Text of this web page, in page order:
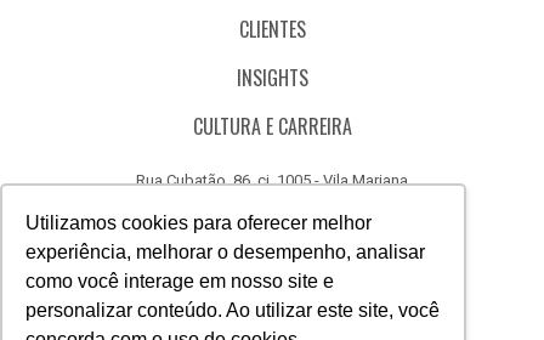
Utilizamos cookies para oferecer melhor
experiência, melhorar o desempenho, analisar
como você interage em nosso site e
personalizar conteúdo. Ao utilizar este site, você
CLIENTES
INSIGHTS
CULTURA E CARREIRA
Rua Cubatão, 86, cj. 1005 - Vila Mariana
CÓDIGO DE ÉTICA
CANAL DE DENÚNCIAS